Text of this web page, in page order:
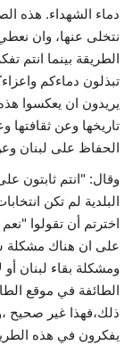
دماء الشهداء. هذه
نتخلى عنها، وان
الطريقة بينما انتم
تبذلون دماءكم
يريدون ان يعكسوا
تاريخها وعن
الحفاظ على لبنان
وقال: "انتم ثابتون
البلدية لم تكن
اخترتم أن تقولوا
على ان هناك مشكلة
ومشكلة بقاء لبنان
الطائفة في موقع
ذلك،فهذا غير صحيح
يفكرون في هذه